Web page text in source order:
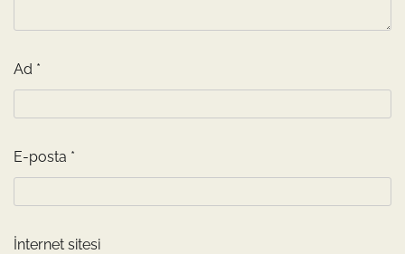
Ad *
E-posta *
İnternet sitesi